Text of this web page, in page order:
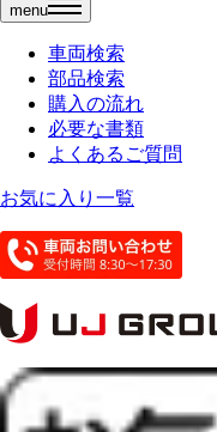
menu
車両検索
部品検索
購入の流れ
必要な書類
よくあるご質問
お気に入り一覧